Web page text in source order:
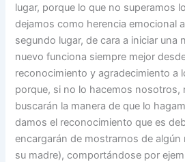
lugar, porque lo que no superamos
dejamos como herencia emocional
segundo lugar, de cara a iniciar una
nuevo funciona siempre mejor
reconocimiento y agradecimiento a
porque, si no lo hacemos nosotros,
buscarán la manera de que lo
damos el reconocimiento que es
encargarán de mostrarnos de algún
su madre), comportándose por